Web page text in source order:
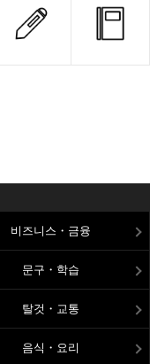
비즈니스・금융
문구・학습
탈것・교통
음식・요리